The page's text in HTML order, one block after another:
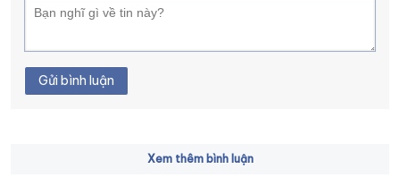
Gửi bình luận
Xem thêm bình luận